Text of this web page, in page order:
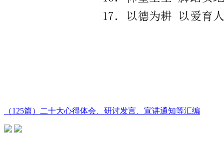
（125篇）二十大心得体会、研讨发言、宣讲通知等汇编